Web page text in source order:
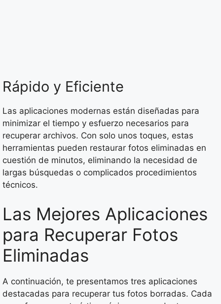
Rápido y Eficiente
Las aplicaciones modernas están diseñadas para
minimizar el tiempo y esfuerzo necesarios para
recuperar archivos. Con solo unos toques, estas
herramientas pueden restaurar fotos eliminadas en
cuestión de minutos, eliminando la necesidad de
largas búsquedas o complicados procedimientos
técnicos.
Las Mejores Aplicaciones
para Recuperar Fotos
Eliminadas
A continuación, te presentamos tres aplicaciones
destacadas para recuperar tus fotos borradas. Cada